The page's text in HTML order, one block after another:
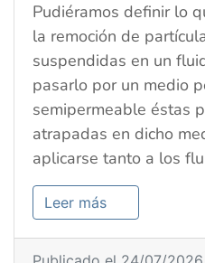
Pudiéramos definir lo
la remoción de
suspendidas en un
pasarlo por un medio
semipermeable éstas
atrapadas en dicho
aplicarse tanto a los
Leer más